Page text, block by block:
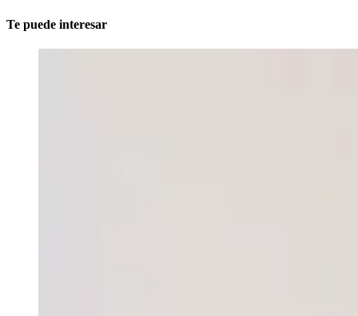
Te puede interesar